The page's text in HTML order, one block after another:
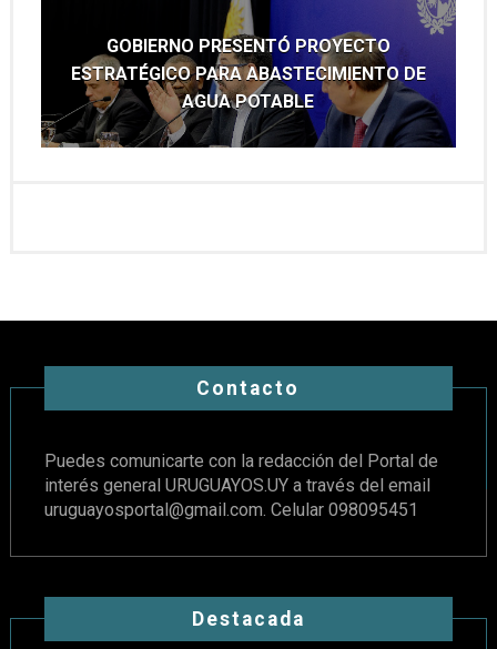
GOBIERNO PRESENTÓ PROYECTO
ESTRATÉGICO PARA ABASTECIMIENTO DE
AGUA POTABLE
Contacto
Puedes comunicarte con la redacción del Portal de
interés general URUGUAYOS.UY a través del email
uruguayosportal@gmail.com. Celular 098095451
Destacada